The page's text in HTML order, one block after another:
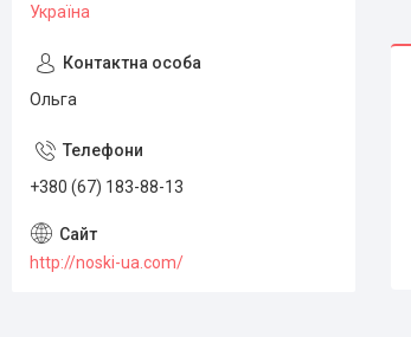
Україна
Ольга
+380 (67) 183-88-13
http://noski-ua.com/